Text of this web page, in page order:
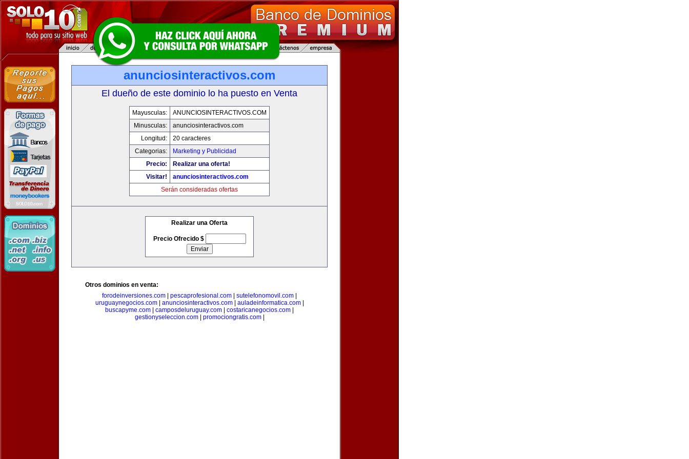
anunciosinteractivos.com
El dueño de este dominio lo ha puesto en Venta
Mayusculas:
ANUNCIOSINTERACTIVOS.COM
Minusculas:
anunciosinteractivos.com
Longitud:
20 caracteres
Categorias:
Marketing y Publicidad
Precio:
Realizar una oferta!
Visitar!
anunciosinteractivos.com
Serán consideradas ofertas
Realizar una Oferta
Precio Ofrecido $
Otros dominios en venta:
forodeinversiones.com
pescaprofesional.com sutelefonomovil.com
uruguaynegocios.com| anunciosinteractivos.com| auladeinformatica.com|
buscapyme.com
camposdeluruguay.com costaricanegocios.com
gestionyseleccion.com| promociongratis.com|